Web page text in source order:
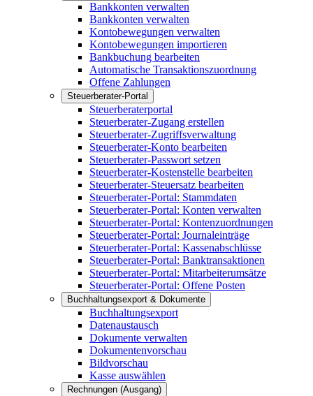
Bankkonten verwalten
Bankkonten verwalten
Kontobewegungen verwalten
Kontobewegungen importieren
Bankbuchung bearbeiten
Automatische Transaktionszuordnung
Offene Zahlungen
Steuerberater-Portal
Steuerberaterportal
Steuerberater-Zugang erstellen
Steuerberater-Zugriffsverwaltung
Steuerberater-Konto bearbeiten
Steuerberater-Passwort setzen
Steuerberater-Kostenstelle bearbeiten
Steuerberater-Steuersatz bearbeiten
Steuerberater-Portal: Stammdaten
Steuerberater-Portal: Konten verwalten
Steuerberater-Portal: Kontenzuordnungen
Steuerberater-Portal: Journaleinträge
Steuerberater-Portal: Kassenabschlüsse
Steuerberater-Portal: Banktransaktionen
Steuerberater-Portal: Mitarbeiterumsätze
Steuerberater-Portal: Offene Posten
Buchhaltungsexport & Dokumente
Buchhaltungsexport
Datenaustausch
Dokumente verwalten
Dokumentenvorschau
Bildvorschau
Kasse auswählen
Rechnungen (Ausgang)